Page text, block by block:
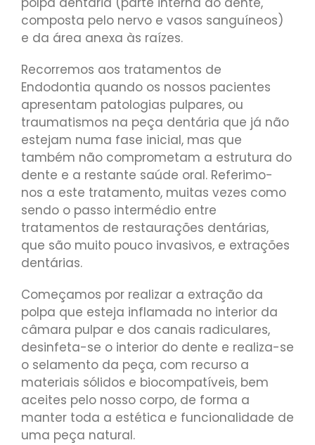
composta pelo nervo e vasos sanguíneos)
e da área anexa às raízes.
Recorremos aos tratamentos de
Endodontia quando os nossos pacientes
apresentam patologias pulpares, ou
traumatismos na peça dentária que já não
estejam numa fase inicial, mas que
também não comprometam a estrutura do
dente e a restante saúde oral. Referimo-
nos a este tratamento, muitas vezes como
sendo o passo intermédio entre
tratamentos de restaurações dentárias,
que são muito pouco invasivos, e extrações
dentárias.
Começamos por realizar a extração da
polpa que esteja inflamada no interior da
câmara pulpar e dos canais radiculares,
desinfeta-se o interior do dente e realiza-se
o selamento da peça, com recurso a
materiais sólidos e biocompatíveis, bem
aceites pelo nosso corpo, de forma a
manter toda a estética e funcionalidade de
uma peça natural.